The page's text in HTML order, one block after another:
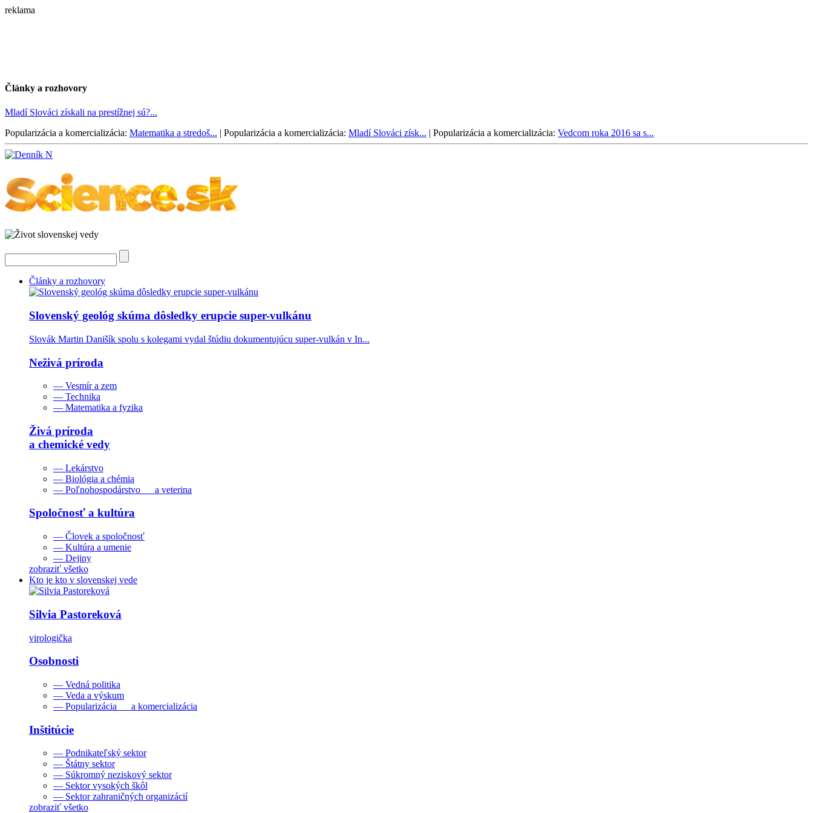
reklama
Články a rozhovory
Mladí Slováci získali na prestížnej sú?...
Popularizácia a komercializácia: Matematika a stredoš... | Popularizácia a komercializácia: Mladí Slováci získ... | Popularizácia a komercializácia: Vedcom roka 2016 sa s...
Články a rozhovory
Slovenský geológ skúma dôsledky erupcie super-vulkánu
Slovák Martin Danišík spolu s kolegami vydal štúdiu dokumentujúcu super-vulkán v In...
Neživá príroda
— Vesmír a zem
— Technika
— Matematika a fyzika
Živá príroda
a chemické vedy
— Lekárstvo
— Biológia a chémia
— Poľnohospodárstvo a veterina
Spoločnosť a kultúra
— Človek a spoločnosť
— Kultúra a umenie
— Dejiny
zobraziť všetko
Kto je kto v slovenskej vede
Silvia Pastoreková
virologička
Osobnosti
— Vedná politika
— Veda a výskum
— Popularizácia a komercializácia
Inštitúcie
— Podnikateľský sektor
— Štátny sektor
— Súkromný neziskový sektor
— Sektor vysokých škôl
— Sektor zahraničných organizácií
zobraziť všetko